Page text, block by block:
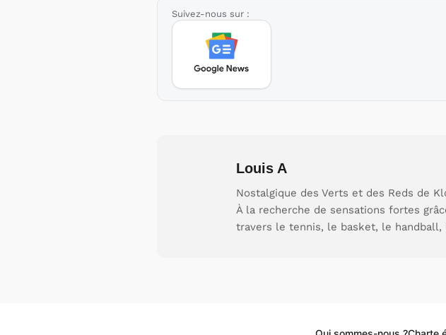
Suivez-nous sur :
Louis A
Nostalgique des Verts et des Reds de
À la recherche de sensations fortes
travers le tennis, le basket, le